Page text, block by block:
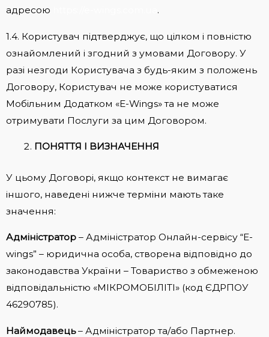
адресою
.
1.4. Користувач підтверджує, що цілком і повністю
ознайомлений і згодний з умовами Договору. У
разі незгоди Користувача з будь-яким з положень
Договору, Користувач не може користуватися
Мобільним Додатком «E-Wings» та не може
отримувати Послуги за цим Договором.
ПОНЯТТЯ І ВИЗНАЧЕННЯ
У цьому Договорі, якщо контекст не вимагає
іншого, наведені нижче терміни мають таке
значення:
Адміністратор – Адміністратор Онлайн-сервісу “E-
wings” – юридична особа, створена відповідно до
законодавства України – Товариство з обмеженою
відповідальністю «МІКРОМОБІЛІТІ» (код ЄДРПОУ
46290785).
Наймодавець– Адміністратор та/або Партнер.